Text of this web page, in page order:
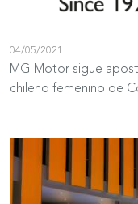
04/05/2021
MG Motor sigue
chileno femenino de